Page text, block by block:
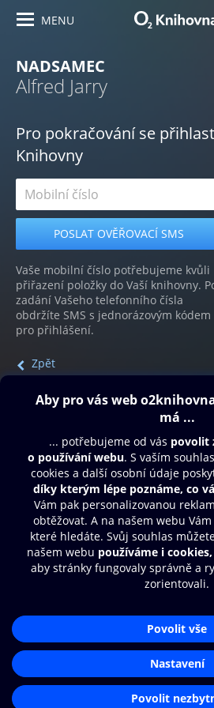
MENU
NADSAMEC
Alfred Jarry
Pro pokračování se
Knihovny
Vaše mobilní číslo potřebujeme kvůli
přiřazení položky do Vaší knihovny.
zadání Vašeho telefonního čísla
obdržíte SMS s jednorázovým kódem
pro přihlášení.
Zpět
Obsah ke stažení
Moje O2 Knihovna
Další zábava
© O2 Czech Republic a.s.
Přístupnost
Zásady zpracování osobních údajů
Nastavení cookies
Čti a
audioknihy